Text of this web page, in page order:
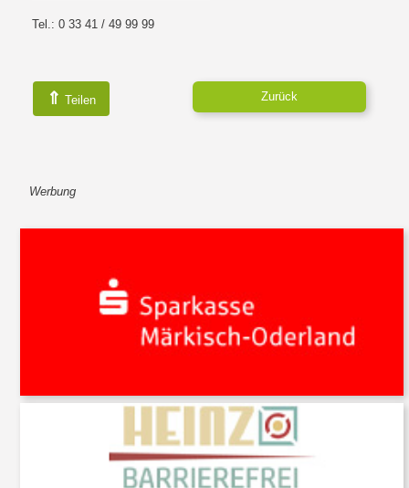
Tel.: 0 33 41 / 49 99 99
⇑ Teilen Zurück
Werbung